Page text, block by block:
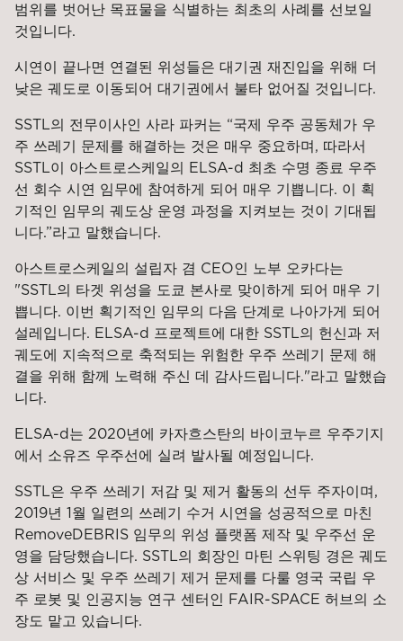
범위를 벗어난 목표물을 식별하는 최초의 사례를 선보일
것입니다.
시연이 끝나면 연결된 위성들은 대기권 재진입을 위해 더
낮은 궤도로 이동되어 대기권에서 불타 없어질 것입니다.
SSTL의 전무이사인 사라 파커는 “국제 우주 공동체가 우
주 쓰레기 문제를 해결하는 것은 매우 중요하며, 따라서
SSTL이 아스트로스케일의 ELSA-d 최초 수명 종료 우주
선 회수 시연 임무에 참여하게 되어 매우 기쁩니다. 이 획
기적인 임무의 궤도상 운영 과정을 지켜보는 것이 기대됩
니다.”라고 말했습니다.
아스트로스케일의 설립자 겸 CEO인 노부 오카다는
"SSTL의 타겟 위성을 도쿄 본사로 맞이하게 되어 매우 기
쁩니다. 이번 획기적인 임무의 다음 단계로 나아가게 되어
설레입니다. ELSA-d 프로젝트에 대한 SSTL의 헌신과 저
궤도에 지속적으로 축적되는 위험한 우주 쓰레기 문제 해
결을 위해 함께 노력해 주신 데 감사드립니다."라고 말했습
니다.
ELSA-d는 2020년에 카자흐스탄의 바이코누르 우주기지
에서 소유즈 우주선에 실려 발사될 예정입니다.
SSTL은 우주 쓰레기 저감 및 제거 활동의 선두 주자이며,
2019년 1월 일련의 쓰레기 수거 시연을 성공적으로 마친
RemoveDEBRIS 임무의 위성 플랫폼 제작 및 우주선 운
영을 담당했습니다. SSTL의 회장인 마틴 스위팅 경은 궤도
상 서비스 및 우주 쓰레기 제거 문제를 다룰 영국 국립 우
주 로봇 및 인공지능 연구 센터인 FAIR-SPACE 허브의 소
장도 맡고 있습니다.